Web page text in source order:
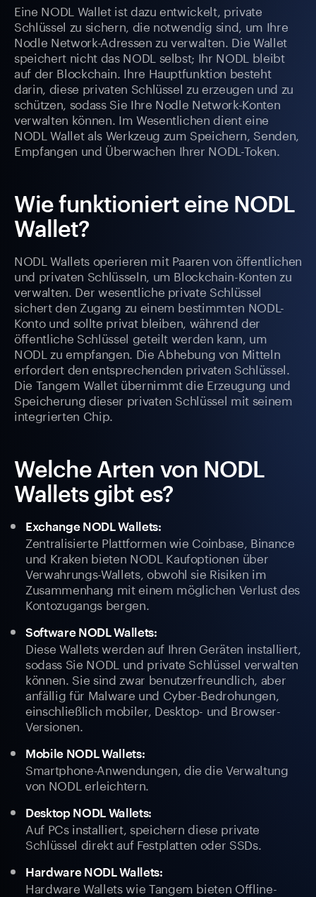
Eine NODL Wallet ist dazu entwickelt, private
Schlüssel zu sichern, die notwendig sind, um Ihre
Nodle Network-Adressen zu verwalten. Die Wallet
speichert nicht das NODL selbst; Ihr NODL bleibt
auf der Blockchain. Ihre Hauptfunktion besteht
darin, diese privaten Schlüssel zu erzeugen und zu
schützen, sodass Sie Ihre Nodle Network-Konten
verwalten können. Im Wesentlichen dient eine
NODL Wallet als Werkzeug zum Speichern, Senden,
Empfangen und Überwachen Ihrer NODL-Token.
Wie funktioniert eine NODL
Wallet?
NODL Wallets operieren mit Paaren von öffentlichen
und privaten Schlüsseln, um Blockchain-Konten zu
verwalten. Der wesentliche private Schlüssel
sichert den Zugang zu einem bestimmten NODL-
Konto und sollte privat bleiben, während der
öffentliche Schlüssel geteilt werden kann, um
NODL zu empfangen. Die Abhebung von Mitteln
erfordert den entsprechenden privaten Schlüssel.
Die Tangem Wallet übernimmt die Erzeugung und
Speicherung dieser privaten Schlüssel mit seinem
integrierten Chip.
Welche Arten von NODL
Wallets gibt es?
Exchange NODL Wallets:
Zentralisierte Plattformen wie Coinbase, Binance
und Kraken bieten NODL Kaufoptionen über
Verwahrungs-Wallets, obwohl sie Risiken im
Zusammenhang mit einem möglichen Verlust des
Kontozugangs bergen.
Software NODL Wallets:
Diese Wallets werden auf Ihren Geräten installiert,
sodass Sie NODL und private Schlüssel verwalten
können. Sie sind zwar benutzerfreundlich, aber
anfällig für Malware und Cyber-Bedrohungen,
einschließlich mobiler, Desktop- und Browser-
Versionen.
Mobile NODL Wallets:
Smartphone-Anwendungen, die die Verwaltung
von NODL erleichtern.
Desktop NODL Wallets:
Auf PCs installiert, speichern diese private
Schlüssel direkt auf Festplatten oder SSDs.
Hardware NODL Wallets:
Hardware Wallets wie Tangem bieten Offline-